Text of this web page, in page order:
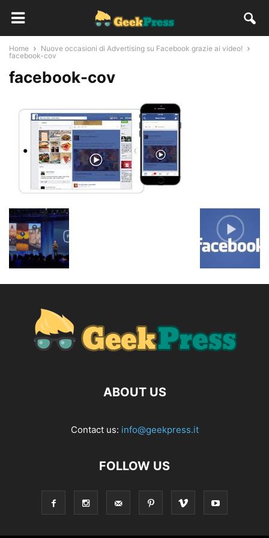
Home
Nuove occasioni di Advertising su Facebook grazie ai video!
facebook-cov
facebook-cov
ABOUT US
Contact us: info@geekpress.it
FOLLOW US